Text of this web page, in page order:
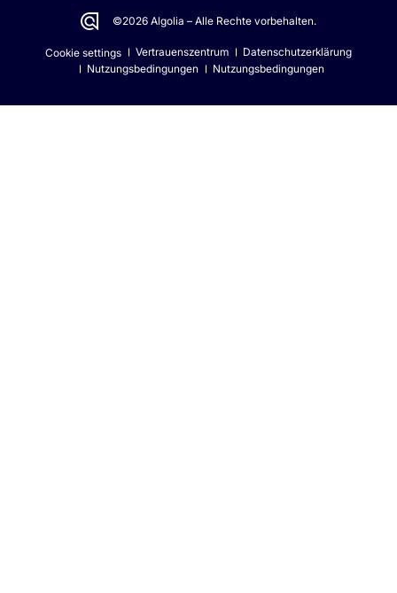
©2026 Algolia – Alle Rechte vorbehalten.
Cookie settings Vertrauenszentrum
Datenschutzerklärung
Nutzungsbedingungen
Nutzungsbedingungen